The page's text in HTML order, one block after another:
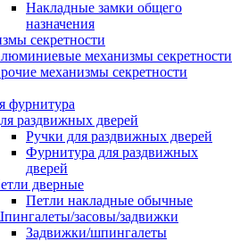
Накладные замки общего
назначения
секретности
механизмы секретности
механизмы секретности
фурнитура
раздвижных дверей
Ручки для раздвижных дверей
Фурнитура для раздвижных
дверей
дверные
Петли накладные обычные
засовы/задвижки
Задвижки/шпингалеты